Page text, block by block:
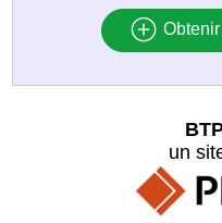
un